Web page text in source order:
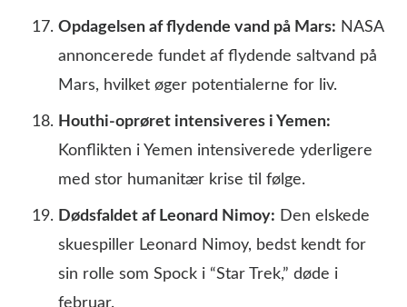
Opdagelsen af flydende vand på Mars: NASA
annoncerede fundet af flydende saltvand på
Mars, hvilket øger potentialerne for liv.
Houthi-oprøret intensiveres i Yemen:
Konflikten i Yemen intensiverede yderligere
med stor humanitær krise til følge.
Dødsfaldet af Leonard Nimoy: Den elskede
skuespiller Leonard Nimoy, bedst kendt for
sin rolle som Spock i “Star Trek,” døde i
februar.